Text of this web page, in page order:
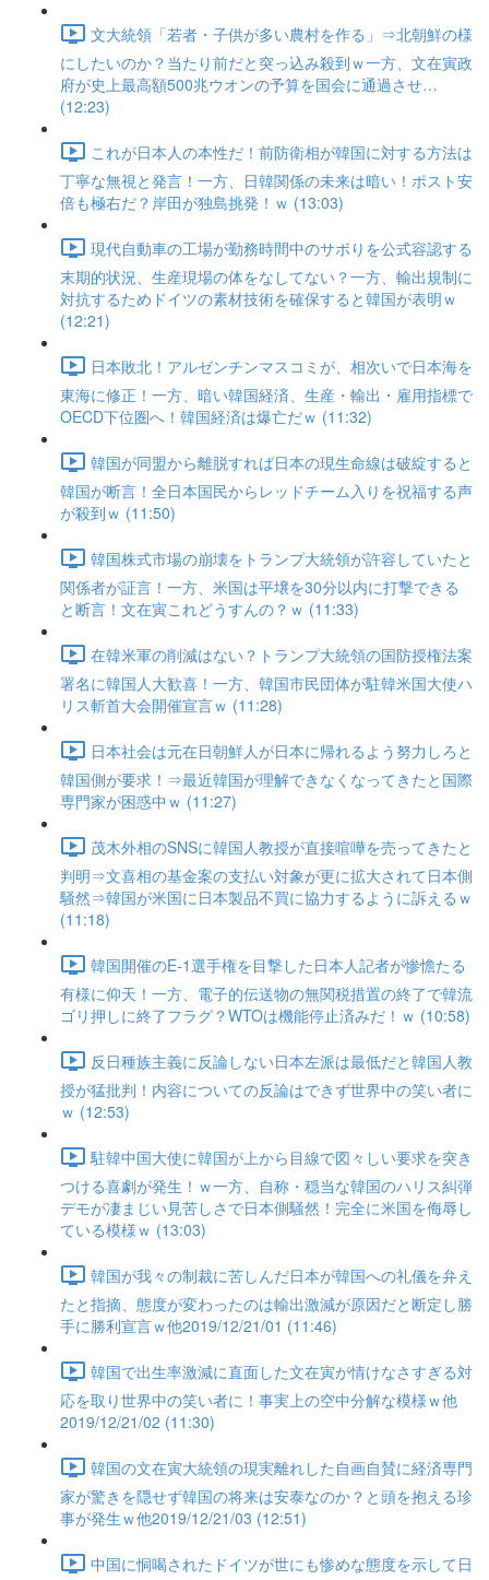
文大統領「若者・子供が多い農村を作る」⇒北朝鮮の様
にしたいのか？当たり前だと突っ込み殺到ｗ一方、文在寅政
府が史上最高額500兆ウオンの予算を国会に通過させ…
(12:23)
これが日本人の本性だ！前防衛相が韓国に対する方法は
丁寧な無視と発言！一方、日韓関係の未来は暗い！ポスト安
倍も極右だ？岸田が独島挑発！ｗ (13:03)
現代自動車の工場が勤務時間中のサボりを公式容認する
末期的状況、生産現場の体をなしてない？一方、輸出規制に
対抗するためドイツの素材技術を確保すると韓国が表明ｗ
(12:21)
日本敗北！アルゼンチンマスコミが、相次いで日本海を
東海に修正！一方、暗い韓国経済、生産・輸出・雇用指標で
OECD下位圏へ！韓国経済は爆亡だｗ (11:32)
韓国が同盟から離脱すれば日本の現生命線は破綻すると
韓国が断言！全日本国民からレッドチーム入りを祝福する声
が殺到ｗ (11:50)
韓国株式市場の崩壊をトランプ大統領が許容していたと
関係者が証言！一方、米国は平壌を30分以内に打撃できる
と断言！文在寅これどうすんの？ｗ (11:33)
在韓米軍の削減はない？トランプ大統領の国防授権法案
署名に韓国人大歓喜！一方、韓国市民団体が駐韓米国大使ハ
リス斬首大会開催宣言ｗ (11:28)
日本社会は元在日朝鮮人が日本に帰れるよう努力しろと
韓国側が要求！⇒最近韓国が理解できなくなってきたと国際
専門家が困惑中ｗ (11:27)
茂木外相のSNSに韓国人教授が直接喧嘩を売ってきたと
判明⇒文喜相の基金案の支払い対象が更に拡大されて日本側
騒然⇒韓国が米国に日本製品不買に協力するように訴えるｗ
(11:18)
韓国開催のE-1選手権を目撃した日本人記者が惨憺たる
有様に仰天！一方、電子的伝送物の無関税措置の終了で韓流
ゴリ押しに終了フラグ？WTOは機能停止済みだ！ｗ (10:58)
反日種族主義に反論しない日本左派は最低だと韓国人教
授が猛批判！内容についての反論はできず世界中の笑い者に
ｗ (12:53)
駐韓中国大使に韓国が上から目線で図々しい要求を突き
つける喜劇が発生！ｗ一方、自称・穏当な韓国のハリス糾弾
デモが凄まじい見苦しさで日本側騒然！完全に米国を侮辱し
ている模様ｗ (13:03)
韓国が我々の制裁に苦しんだ日本が韓国への礼儀を弁え
たと指摘、態度が変わったのは輸出激減が原因だと断定し勝
手に勝利宣言ｗ他2019/12/21/01 (11:46)
韓国で出生率激減に直面した文在寅が情けなさすぎる対
応を取り世界中の笑い者に！事実上の空中分解な模様ｗ他
2019/12/21/02 (11:30)
韓国の文在寅大統領の現実離れした自画自賛に経済専門
家が驚きを隠せず韓国の将来は安泰なのか？と頭を抱える珍
事が発生ｗ他2019/12/21/03 (12:51)
中国に恫喝されたドイツが世にも惨めな態度を示して日